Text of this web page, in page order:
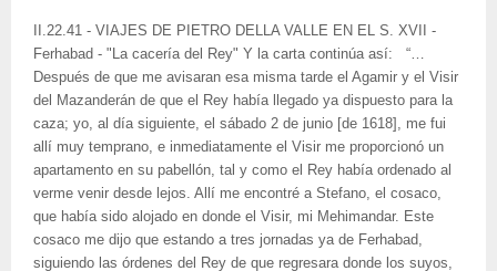
II.22.41 - VIAJES DE PIETRO DELLA VALLE EN EL S. XVII -
Ferhabad - "La cacería del Rey" Y la carta continúa así: “…
Después de que me avisaran esa misma tarde el Agamir y el Visir
del Mazanderán de que el Rey había llegado ya dispuesto para la
caza; yo, al día siguiente, el sábado 2 de junio [de 1618], me fui
allí muy temprano, e inmediatamente el Visir me proporcionó un
apartamento en su pabellón, tal y como el Rey había ordenado al
verme venir desde lejos. Allí me encontré a Stefano, el cosaco,
que había sido alojado en donde el Visir, mi Mehimandar. Este
cosaco me dijo que estando a tres jornadas ya de Ferhabad,
siguiendo las órdenes del Rey de que regresara donde los suyos,